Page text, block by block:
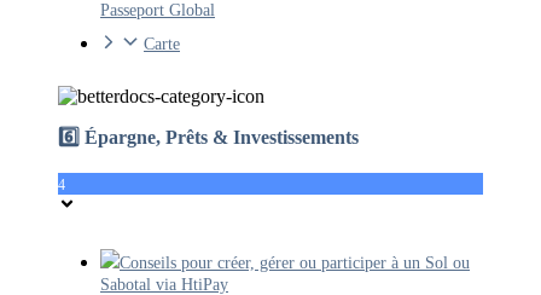
Passeport Global
Carte
6️⃣ Épargne, Prêts & Investissements
4
Conseils pour créer, gérer ou participer à un Sol ou
Sabotal via HtiPay